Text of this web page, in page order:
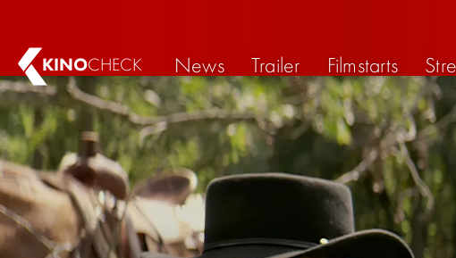
KINOCHECK News Trailer Filmstarts